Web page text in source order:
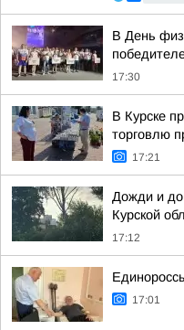
В День
17:30
В Курске
торговлю
17:21
Дожди и до
Курской
17:12
17:01